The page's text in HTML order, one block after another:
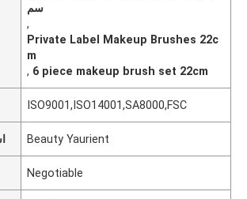
سم
,
Private Label Makeup Brushes 22c
m
, 6 piece makeup brush set 22cm
ISO9001,ISO14001,SA8000,FSC
Beauty Yaurient
Negotiable